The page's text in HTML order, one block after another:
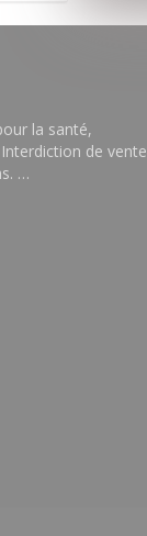
la santé,
de vente
…